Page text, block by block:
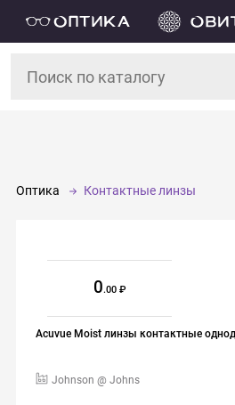
Оптика Контактные линзы
Acuvue Moist линзы контактные
Johnson @ Johns
0.00